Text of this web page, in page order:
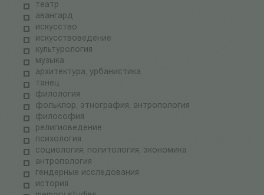
театр
авангард
искусство
искусствоведение
культурология
музыка
архитектура, урбанистика
танец
филология
фольклор, этнография, антропология
философия
религиоведение
психология
социология, политология, экономика
антропология
гендерные исследования
история